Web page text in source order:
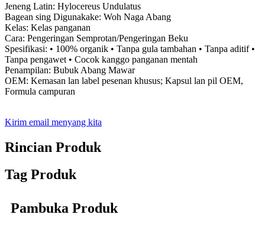
Jeneng Latin: Hylocereus Undulatus
Bagean sing Digunakake: Woh Naga Abang
Kelas: Kelas panganan
Cara: Pengeringan Semprotan/Pengeringan Beku
Spesifikasi: • 100% organik • Tanpa gula tambahan • Tanpa aditif •
Tanpa pengawet • Cocok kanggo panganan mentah
Penampilan: Bubuk Abang Mawar
OEM: Kemasan lan label pesenan khusus; Kapsul lan pil OEM,
Formula campuran
Kirim email menyang kita
Rincian Produk
Tag Produk
Pambuka Produk